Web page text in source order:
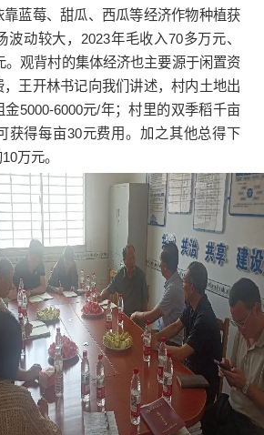
蓝莓、甜瓜、西瓜等经济作物种植获
动较大，2023年毛收入70多万元、
。观背村的集体经济也主要源于闲置资
王开林书记向我们讲述，村内土地出
5000-6000元/年；村里的双季稻千亩
获得每亩30元费用。加之其他总得下
万元。